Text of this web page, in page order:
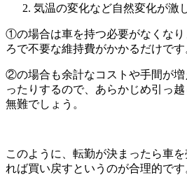
気温の変化など自然変化が激
①の場合は車を持つ必要がなくなり
ろで不要な維持費がかかるだけです
②の場合も余計なコストや手間が
ったりするので、あらかじめ引っ
無難でしょう。
このように、転勤が決まったら車
れば買い戻すというのが合理的です